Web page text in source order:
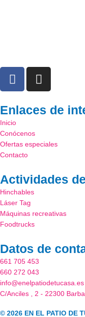
F
a
e
b
o
o
k
I
n
t
r
Enlaces de
Inicio
Conócenos
Ofertas especiales
Contacto
Actividades
Hinchables
Láser Tag
Máquinas recreativas
Foodtrucks
Datos de
661 705 453
660 272 043
info@enelpatiodetucasa.es
C/Anciles , 2 - 22300
© 2026 EN EL PATIO DE